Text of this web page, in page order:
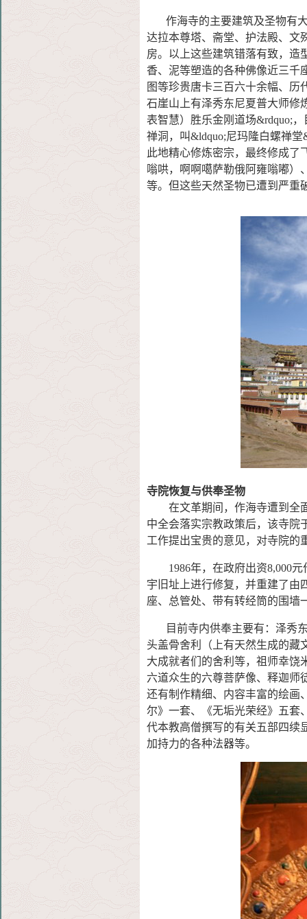
作海寺的主要建筑及圣物有大
达拉本尊塔、斋堂、护法殿、文
房。以上这些建筑错落有致，造
香、泥等塑造的各种佛像近三千
图等珍贵唐卡三百六十余幅、历
石崖山上有泽秀东尼夏普大师修
表智慧）胜乐金刚道场&rdquo;
禅洞，叫&ldquo;尼玛隆白螺禅
此地精心修炼密宗，最终修成了
嗡哄，啊啊噶萨勒俄阿雍嗡嘟）
等。但这些天然圣物已遭到严重
寺院恢复与供奉圣物
在文革期间，作海寺遭到全
中全会落实宗教政策后，该寺院
工作提出宝贵的意见，对寺院的
1986年，在政府出资8,000元
宇旧址上进行修复，并重建了由
座、总管处、带有转经筒的围墙
目前寺内供奉主要有：泽秀东
头盖骨舍利（上有天然生成的藏
大成就者们的舍利等，祖师幸饶
六道众生的六尊菩萨像、释迦师
还有制作精细、内容丰富的绘画
尔》一套、《无垢光荣经》五套
代本教高僧撰写的有关五部四续
加持力的各种法器等。